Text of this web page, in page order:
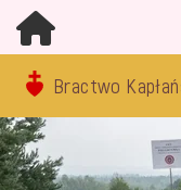
Bractwo